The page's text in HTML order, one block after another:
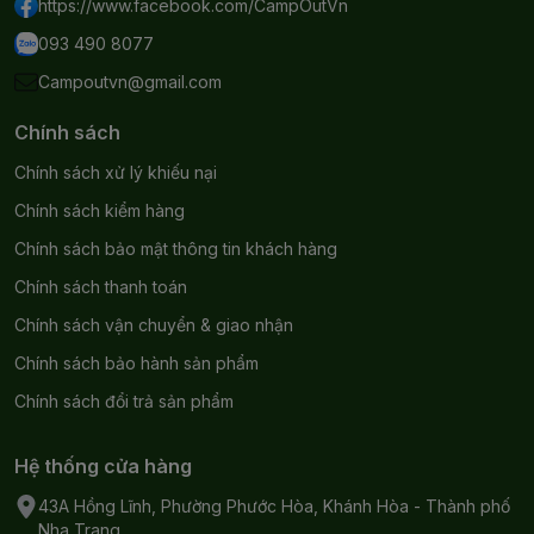
cùng (không bao gồm mode Strobe). Khi bật lại, đèn
sẽ sáng lại mức đã sử dụng trước đó.
và hiệu suất tối ưu khi không sử dụng thường
xuyên.
Sau khi sạc xong, tháo cáp sạc và đẩy nắp
chống bụi ra sau để bảo vệ cổng sạc khỏi bụi và
các vật thể lạ.
Những lưu ý khi sử dụng đèn pin C7
Nhiệt lượng sẽ tỏa ra ở thân đèn khi sử dụng
thường.
Không chiếu thẳng đèn pin vào mắt.
https://www.facebook.com/CampOutVn
093 490 8077
Campoutvn@gmail.com
Chính sách
Chính sách xử lý khiếu nại
Chính sách kiểm hàng
Chính sách bảo mật thông tin khách hàng
Chính sách thanh toán
Chính sách vận chuyển & giao nhận
Chính sách bảo hành sản phẩm
Chính sách đổi trả sản phẩm
Hệ thống cửa hàng
43A Hồng Lĩnh, Phường Phước Hòa, Khánh Hòa - Thành phố
Nha Trang